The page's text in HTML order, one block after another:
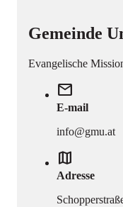
Gemeinde
Evangelische
mail
E-mail
info@gmu.at
map
Adresse